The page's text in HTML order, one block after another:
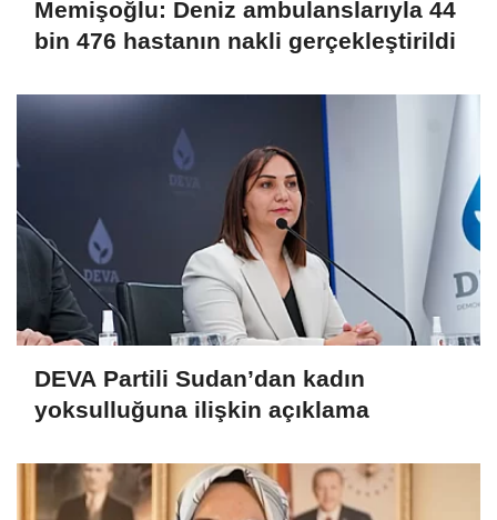
Memişoğlu: Deniz ambulanslarıyla 44
bin 476 hastanın nakli gerçekleştirildi
DEVA Partili Sudan’dan kadın
yoksulluğuna ilişkin açıklama